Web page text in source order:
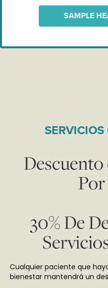
SAMPLE
30% De
Cualquier paciente que
bienestar mantendrá un